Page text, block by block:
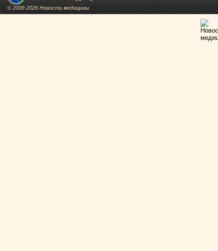
© 2009-2026 Новости медицины